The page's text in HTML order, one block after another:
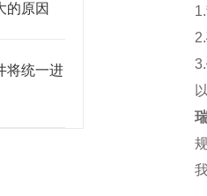
的原因
将统一进